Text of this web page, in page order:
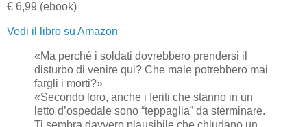
€ 6,99 (ebook)
Vedi il libro su Amazon
«Ma perché i soldati dovrebbero prendersi il
disturbo di venire qui? Che male potrebbero mai
fargli i morti?»
«Secondo loro, anche i feriti che stanno in un
letto d’ospedale sono “teppaglia” da sterminare.
Ti sembra davvero plausibile che chiudano un